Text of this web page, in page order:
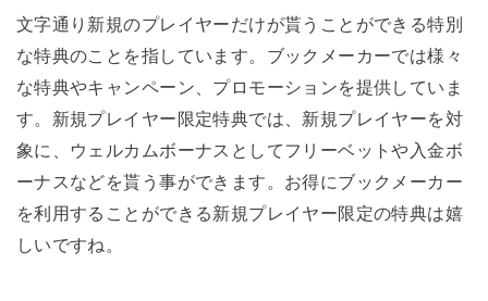
文字通り新規のプレイヤーだけが貰うことができる特別
な特典のことを指しています。ブックメーカーでは様々
な特典やキャンペーン、プロモーションを提供していま
す。新規プレイヤー限定特典では、新規プレイヤーを対
象に、ウェルカムボーナスとしてフリーベットや入金ボ
ーナスなどを貰う事ができます。お得にブックメーカー
を利用することができる新規プレイヤー限定の特典は嬉
しいですね。